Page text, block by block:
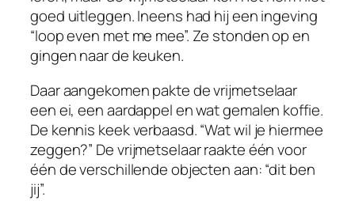
goed uitleggen. Ineens had hij een ingeving
“loop even met me mee”. Ze stonden op en
gingen naar de keuken.
Daar aangekomen pakte de vrijmetselaar
een ei, een aardappel en wat gemalen koffie.
De kennis keek verbaasd. “Wat wil je hiermee
zeggen?” De vrijmetselaar raakte één voor
één de verschillende objecten aan: “dit ben
jij”.